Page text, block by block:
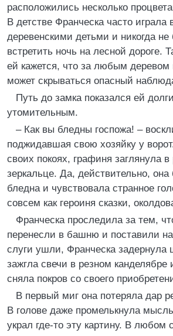
расположились несколько
В детстве Франческа часто играла
деревенскими детьми и никогда не
встретить ночь на лесной дороге.
ей кажется, что за любым деревом
может скрываться опасный
Путь до замка показался ей
утомительным.
– Как вы бледны госпожа! –
поджидавшая свою хозяйку у
своих покоях, графиня заглянула в
зеркальце. Да, действительно,
бледна и чувствовала странное
совсем как героиня сказки,
Франческа проследила за тем,
перенесли в башню и поставили
слуги ушли, Франческа задернула
зажгла свечи в резном канделябре
сняла покров со своего
В первый миг она потеряла дар
В голове даже промелькнула
украл где-то эту картину. В любом